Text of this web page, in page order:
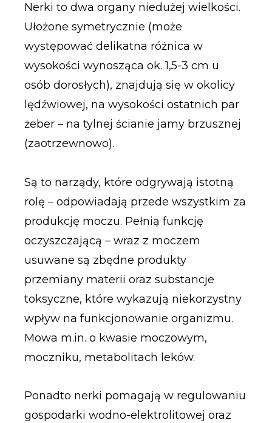
Nerki to dwa organy niedużej wielkości.
Ułożone symetrycznie (może
występować delikatna różnica w
wysokości wynosząca ok. 1,5-3 cm u
osób dorosłych), znajdują się w okolicy
lędźwiowej, na wysokości ostatnich par
żeber – na tylnej ścianie jamy brzusznej
(zaotrzewnowo).
Są to narządy, które odgrywają istotną
rolę – odpowiadają przede wszystkim za
produkcję moczu. Pełnią funkcję
oczyszczającą – wraz z moczem
usuwane są zbędne produkty
przemiany materii oraz substancje
toksyczne, które wykazują niekorzystny
wpływ na funkcjonowanie organizmu.
Mowa m.in. o kwasie moczowym,
moczniku, metabolitach leków.
Ponadto nerki pomagają w regulowaniu
gospodarki wodno-elektrolitowej oraz